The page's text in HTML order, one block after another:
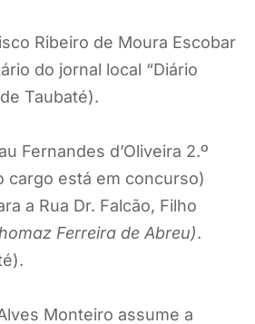
Ribeiro de Moura Escobar
do jornal local “Diário
Taubaté).
Fernandes d’Oliveira 2.º
cargo está em concurso)
a Rua Dr. Falcão, Filho
Ferreira de Abreu).
Monteiro assume a